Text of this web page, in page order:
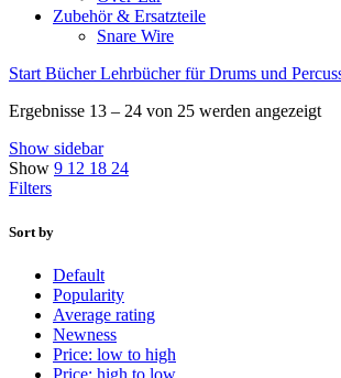
Zubehör & Ersatzteile
Snare Wire
StartBücherLehrbücher für Drums und
Ergebnisse 13 – 24 von 25 werden angezeigt
Show sidebar
Show 9 12 18 24
Filters
Sort by
Default
Popularity
Average rating
Newness
Price: low to high
Price: high to low